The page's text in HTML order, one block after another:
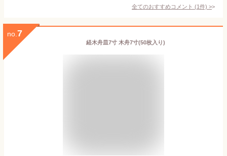
全てのおすすめコメント (1件) >
no. 7
経木舟皿7寸 木舟7寸(50枚入り)